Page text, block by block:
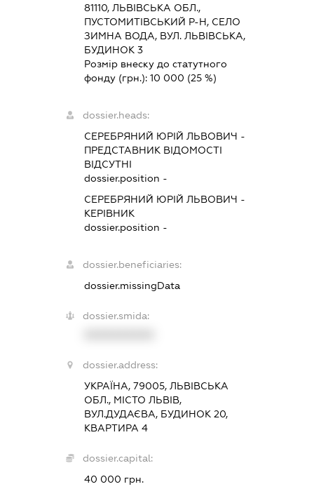
81110, ЛЬВІВСЬКА ОБЛ.,
ПУСТОМИТІВСЬКИЙ Р-Н, СЕЛО
ЗИМНА ВОДА, ВУЛ. ЛЬВІВСЬКА,
БУДИНОК 3
Розмір внеску до статутного
фонду (грн.): 10 000 (25 %)
dossier.heads:
СЕРЕБРЯНИЙ ЮРІЙ ЛЬВОВИЧ -
ПРЕДСТАВНИК ВІДОМОСТІ
ВІДСУТНІ
dossier.position -
СЕРЕБРЯНИЙ ЮРІЙ ЛЬВОВИЧ -
КЕРІВНИК
dossier.position -
dossier.beneficiaries:
dossier.missingData
dossier.smida:
dossier.address:
УКРАЇНА, 79005, ЛЬВІВСЬКА
ОБЛ., МІСТО ЛЬВІВ,
ВУЛ.ДУДАЄВА, БУДИНОК 20,
КВАРТИРА 4
dossier.capital:
40 000 грн.